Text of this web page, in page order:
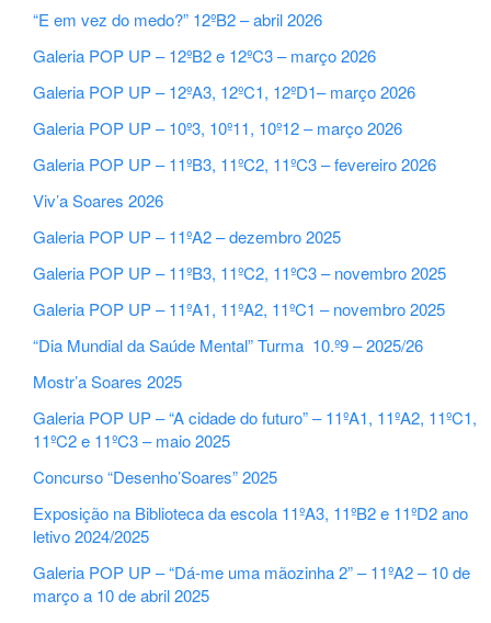
“E em vez do medo?” 12ºB2 – abril 2026
Galeria POP UP – 12ºB2 e 12ºC3 – março 2026
Galeria POP UP – 12ºA3, 12ºC1, 12ºD1– março 2026
Galeria POP UP – 10º3, 10º11, 10º12 – março 2026
Galeria POP UP – 11ºB3, 11ºC2, 11ºC3 – fevereiro 2026
Viv’a Soares 2026
Galeria POP UP – 11ºA2 – dezembro 2025
Galeria POP UP – 11ºB3, 11ºC2, 11ºC3 – novembro 2025
Galeria POP UP – 11ºA1, 11ºA2, 11ºC1 – novembro 2025
“Dia Mundial da Saúde Mental” Turma 10.º9 – 2025/26
Mostr’a Soares 2025
Galeria POP UP – “A cidade do futuro” – 11ºA1, 11ºA2, 11ºC1,
11ºC2 e 11ºC3 – maio 2025
Concurso “Desenho’Soares” 2025
Exposição na Biblioteca da escola 11ºA3, 11ºB2 e 11ºD2 ano
letivo 2024/2025
Galeria POP UP – “Dá-me uma mãozinha 2” – 11ºA2 – 10 de
março a 10 de abril 2025